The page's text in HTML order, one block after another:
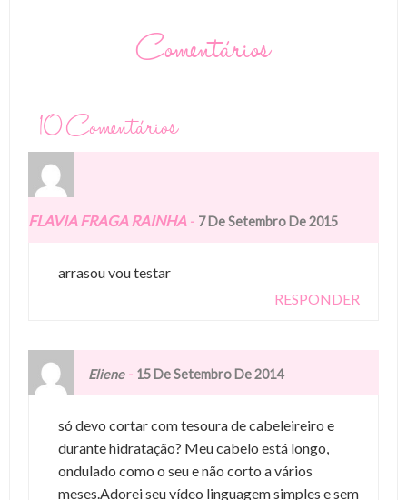
Comentários
10 Comentários
FLAVIA FRAGA RAINHA - 7 De Setembro De 2015
arrasou vou testar
RESPONDER
Eliene- 15 De Setembro De 2014
só devo cortar com tesoura de cabeleireiro e
durante hidratação? Meu cabelo está longo,
ondulado como o seu e não corto a vários
meses.Adorei seu vídeo linguagem simples e sem